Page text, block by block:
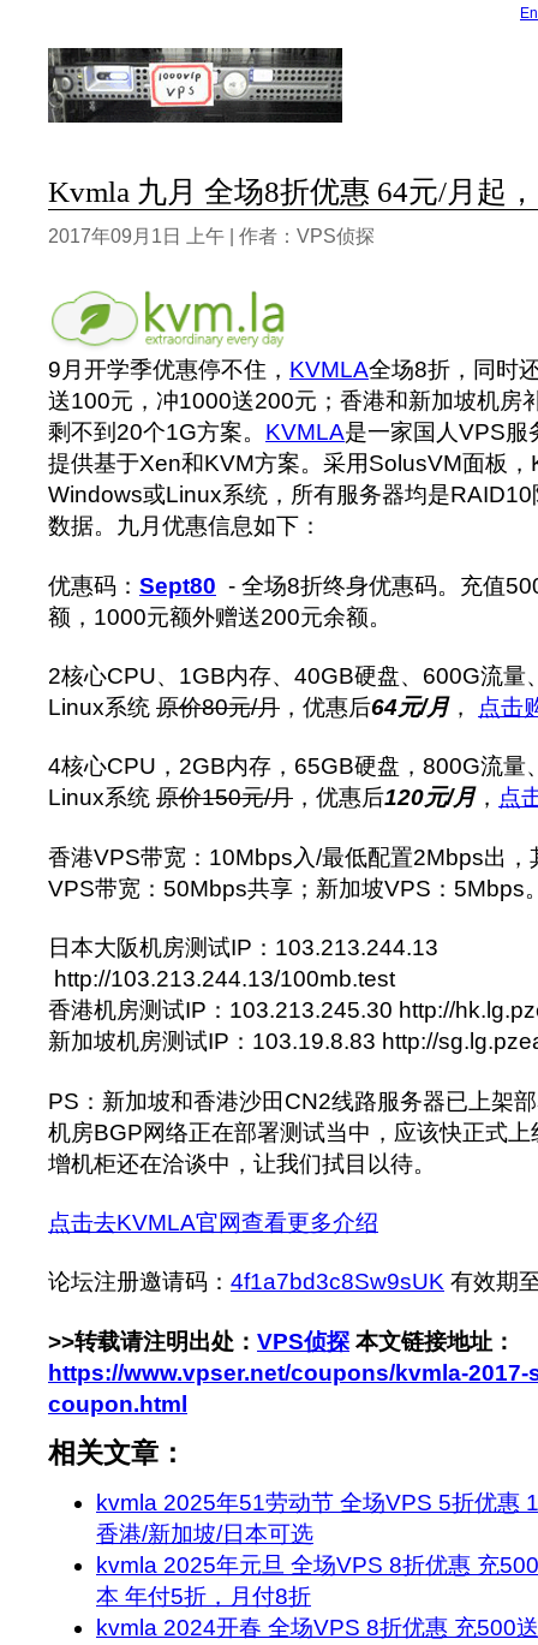
Kvmla 九月 全场8折优惠 64元/月起
2017年09月1日 上午 | 作者：VPS侦探
9月开学季优惠停不住， KVMLA全场8折，同时
送100元，冲1000送200元；香港和新加坡机房
剩不到20个1G方案。 KVMLA是一家国人VPS服
提供基于Xen和KVM方案。采用SolusVM面板
Windows或Linux系统，所有服务器均是
数据。九月优惠信息如下：
优惠码： Sept80 - 全场8折终身优惠码。充值
额，1000元额外赠送200元余额。
2核心CPU、1GB内存、40GB硬盘、600G流量
Linux系统 原价80元/月 ，优惠后64元/月 ， 点击
4核心CPU，2GB内存，65GB硬盘，800G流量
Linux系统 原价150元/月 ，优惠后120元/月 ， 点
香港VPS带宽：10Mbps入/最低配置2Mbps出
VPS带宽：50Mbps共享；新加坡VPS：5Mbps
日本大阪机房测试IP：103.213.244.13
http://103.213.244.13/100mb.test
香港机房测试IP：103.213.245.30 http://
新加坡机房测试IP：103.19.8.83 http://
PS：新加坡和香港沙田CN2线路服务器已上架
机房BGP网络正在部署测试当中，应该快正式
增机柜还在洽谈中，让我们拭目以待。
点击去KVMLA官网查看更多介绍
论坛注册邀请码： 4f1a7bd3c8Sw9sUK 有效期
>>转载请注明出处： VPS侦探 本文链接地址：
https://www.vpser.net/coupons/kvmla-2017-
coupon.html
相关文章：
kvmla 2025年51劳动节 全场VPS 5折优惠
香港/新加坡/日本可选
kvmla 2025年元旦 全场VPS 8折优惠 充
本 年付5折，月付8折
kvmla 2024开春 全场VPS 8折优惠 充500